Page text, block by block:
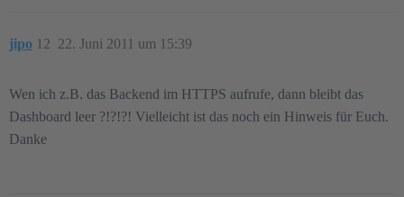
jipo 22. Juni 2011 um 15:39
12
Wen ich z.B. das Backend im HTTPS aufrufe, dann bleibt das
Dashboard leer ?!?!?! Vielleicht ist das noch ein Hinweis für Euch.
Danke